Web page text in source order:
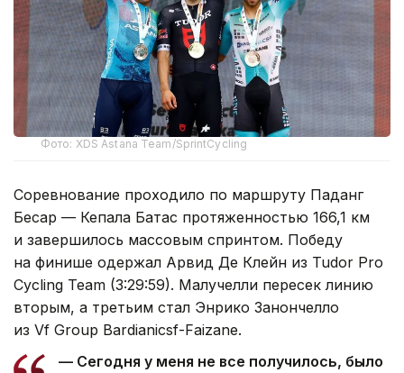
Фото: XDS Astana Team/SprintCycling
Соревнование проходило по маршруту Паданг
Бесар — Кепала Батас протяженностью 166,1 км
и завершилось массовым спринтом. Победу
на финише одержал Арвид Де Клейн из Tudor Pro
Cycling Team (3:29:59). Малучелли пересек линию
вторым, а третьим стал Энрико Занончелло
из Vf Group Bardianicsf-Faizane.
— Сегодня у меня не все получилось, было